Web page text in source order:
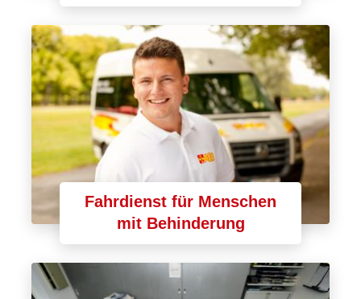
Fahrdienst für Menschen
mit Behinderung